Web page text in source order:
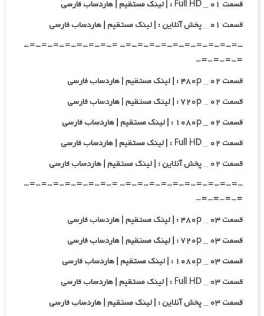
قسمت ۰۱ _ Full HD : | لینک مستقیم | هاردساب فارسی
قسمت ۰۱ _ پخش آنلاین : | لینک مستقیم | هاردساب فارسی
-=-=-=-=-=-=-=-=-=-=- =-=-=-=-=-=-=-=-
=-=-=-=-
قسمت ۰۲ _ ۴۸۰p : | لینک مستقیم | هاردساب فارسی
قسمت ۰۲ _ ۷۲۰p : | لینک مستقیم | هاردساب فارسی
قسمت ۰۲ _ ۱۰۸۰p : | لینک مستقیم | هاردساب فارسی
قسمت ۰۲ _ Full HD : | لینک مستقیم | هاردساب فارسی
قسمت ۰۲ _ پخش آنلاین : | لینک مستقیم | هاردساب فارسی
-=-=-=-=-=-=-=-=-=-=- =-=-=-=-=-=-=-=-
=-=-=-=-
قسمت ۰۳ _ ۴۸۰p : | لینک مستقیم | هاردساب فارسی
قسمت ۰۳ _ ۷۲۰p : | لینک مستقیم | هاردساب فارسی
قسمت ۰۳ _ ۱۰۸۰p : | لینک مستقیم | هاردساب فارسی
قسمت ۰۳ _ Full HD : | لینک مستقیم | هاردساب فارسی
قسمت ۰۳ _ پخش آنلاین : | لینک مستقیم | هاردساب فارسی